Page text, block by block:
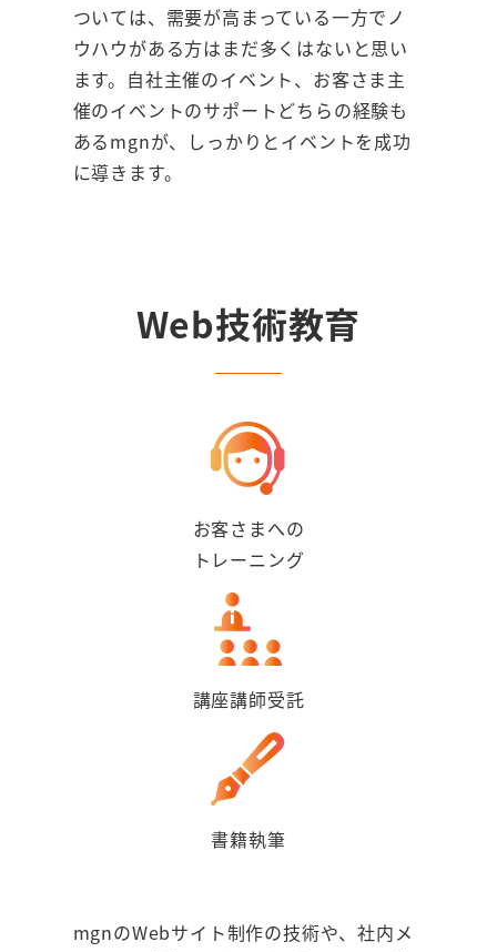
ついては、需要が高まっている一方でノ
ウハウがある方はまだ多くはないと思い
ます。自社主催のイベント、お客さま主
催のイベントのサポートどちらの経験も
あるmgnが、しっかりとイベントを成功
に導きます。
Web技術教育
お客さまへの
トレーニング
講座講師受託
書籍執筆
mgnのWebサイト制作の技術や、社内メ